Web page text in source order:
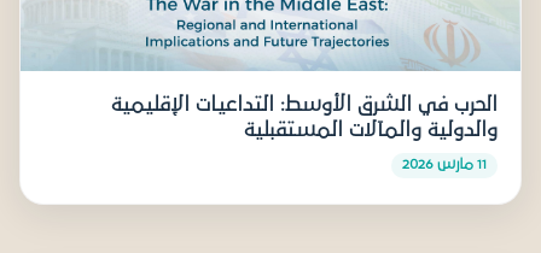
الحرب في الشرق الأوسط: التداعيات الإقليمية
والدولية والمآلات المستقبلية
11 مارس 2026